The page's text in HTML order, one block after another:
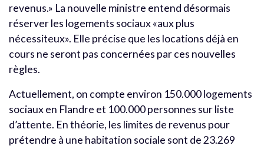
revenus.» La nouvelle ministre entend désormais
réserver les logements sociaux «aux plus
nécessiteux». Elle précise que les locations déjà en
cours ne seront pas concernées par ces nouvelles
règles.
Actuellement, on compte environ 150.000 logements
sociaux en Flandre et 100.000 personnes sur liste
d’attente. En théorie, les limites de revenus pour
prétendre à une habitation sociale sont de 23.269